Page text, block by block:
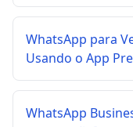
WhatsApp para
Usando o App
WhatsApp